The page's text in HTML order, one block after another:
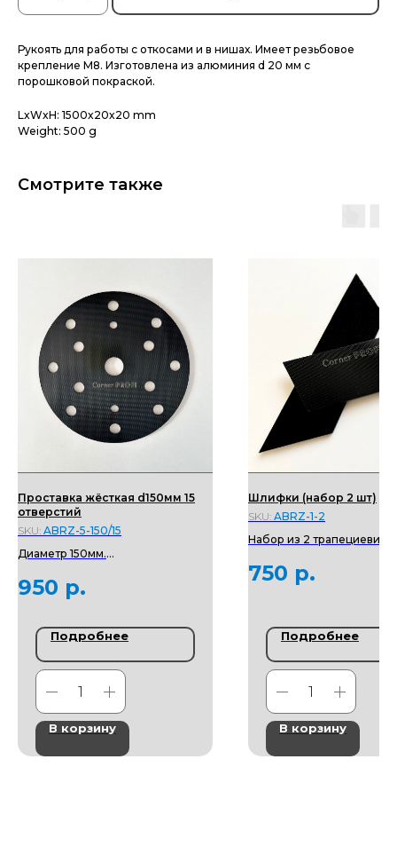
Рукоять для работы с откосами и в нишах. Имеет резьбовое
крепление М8. Изготовлена из алюминия d 20 мм с
порошковой покраской.
LxWxH: 1500x20x20 mm
Weight: 500 g
Смотрите также
Проставка жёсткая d150мм 15
отверстий
SKU: ABRZ-5-150/15
Диаметр 150мм.
Две стороны петля/липучка.
950 р.
Подробнее
В корзину
Шлифки (набор 2 шт)
SKU: ABRZ-1-2
Набор из 2
производить шлифовку в
труднодоступных местах.
750 р.
Подробнее
В корзину